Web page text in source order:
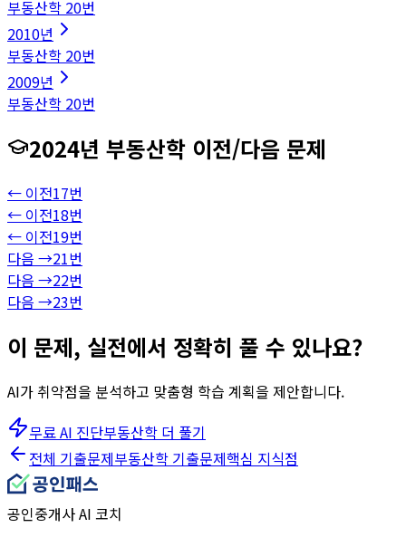
부동산학 20번
2010년
부동산학 20번
2009년
부동산학 20번
2024년 부동산학 이전/다음 문제
← 이전17번
← 이전18번
← 이전19번
다음 →21번
다음 →22번
다음 →23번
이 문제, 실전에서 정확히 풀 수 있나요?
AI가 취약점을 분석하고 맞춤형 학습 계획을 제안합니다.
무료 AI 진단부동산학 더 풀기
전체 기출문제부동산학 기출문제핵심 지식점
공인중개사 AI 코치